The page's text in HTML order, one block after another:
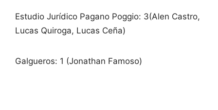
Estudio Jurídico Pagano Poggio: 3(Alen Castro,
Lucas Quiroga, Lucas Ceña)
Galgueros: 1 (Jonathan Famoso)